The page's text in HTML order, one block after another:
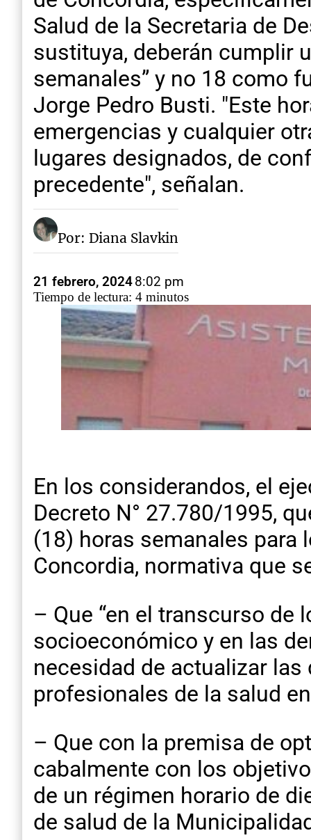
Salud de la Secretaria de
sustituya, deberán cumplir
semanales” y no 18 como
Jorge Pedro Busti. "Este
emergencias y cualquier
lugares designados, de
precedente", señalan.
Por: Diana Slavkin
21 febrero, 20248:02 pm
Tiempo de lectura: 4 minutos
En los considerandos, el
Decreto N° 27.780/1995,
(18) horas semanales para
Concordia, normativa que
– Que “en el transcurso
socioeconómico y en las
necesidad de actualizar
profesionales de la salud
– Que con la premisa de
cabalmente con los
de un régimen horario de
de salud de la